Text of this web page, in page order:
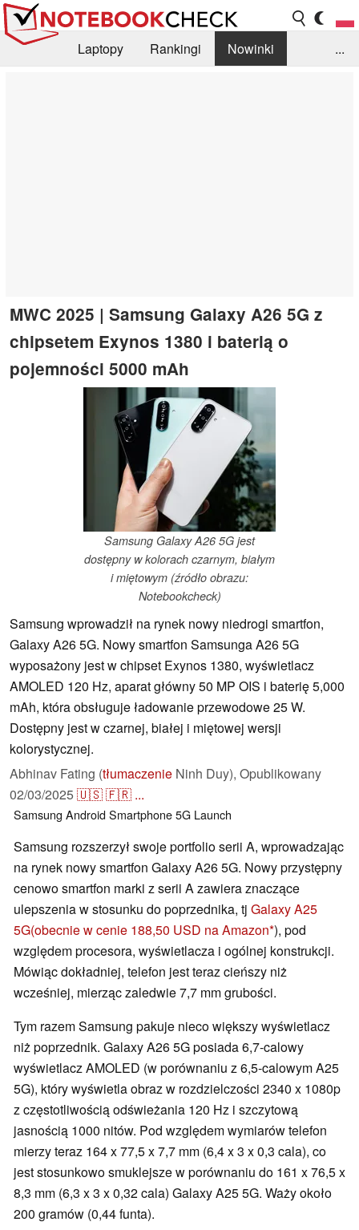
Laptopy Rankingi
Nowinki
...
MWC 2025 | Samsung Galaxy A26 5G z
chipsetem Exynos 1380 i baterią o
pojemności 5000 mAh
Samsung Galaxy A26 5G jest
dostępny w kolorach czarnym, białym
i miętowym (źródło obrazu:
Notebookcheck)
Samsung wprowadził na rynek nowy niedrogi smartfon,
Galaxy A26 5G. Nowy smartfon Samsunga A26 5G
wyposażony jest w chipset Exynos 1380, wyświetlacz
AMOLED 120 Hz, aparat główny 50 MP OIS i baterię 5,000
mAh, która obsługuje ładowanie przewodowe 25 W.
Dostępny jest w czarnej, białej i miętowej wersji
kolorystycznej.
Abhinav Fating (tłumaczenie Ninh Duy), Opublikowany
02/03/2025🇺🇸🇫🇷 ...
Samsung AndroidSmartphone5G Launch
Samsung rozszerzył swoje portfolio serii A, wprowadzając
na rynek nowy smartfon Galaxy A26 5G. Nowy przystępny
cenowo smartfon marki z serii A zawiera znaczące
ulepszenia w stosunku do poprzednika, tj Galaxy A25
5G(obecnie w cenie 188,50 USD na Amazon ), pod
względem procesora, wyświetlacza i ogólnej konstrukcji.
Mówiąc dokładniej, telefon jest teraz cieńszy niż
wcześniej, mierząc zaledwie 7,7 mm grubości.
Tym razem Samsung pakuje nieco większy wyświetlacz
niż poprzednik. Galaxy A26 5G posiada 6,7-calowy
wyświetlacz AMOLED (w porównaniu z 6,5-calowym A25
5G), który wyświetla obraz w rozdzielczości 2340 x 1080p
z częstotliwością odświeżania 120 Hz i szczytową
jasnością 1000 nitów. Pod względem wymiarów telefon
mierzy teraz 164 x 77,5 x 7,7 mm (6,4 x 3 x 0,3 cala), co
jest stosunkowo smuklejsze w porównaniu do 161 x 76,5 x
8,3 mm (6,3 x 3 x 0,32 cala) Galaxy A25 5G. Waży około
200 gramów (0,44 funta).